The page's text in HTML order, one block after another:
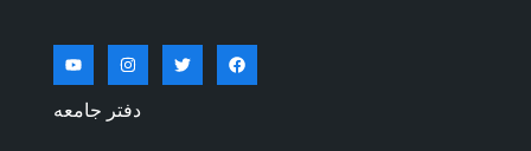
دفتر جامعه